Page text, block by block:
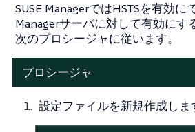
SUSE ManagerではHSTSを有効に
Managerサーバに対して有効にす
次のプロシージャに従います。
プロシージャ
設定ファイルを新規作成しま